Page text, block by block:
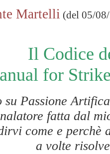
Martelli (del 05/
Il Codice
for
su Passione
fatta dal
come e perchè
a volte